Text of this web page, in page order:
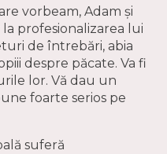
vorbeam, Adam şi
profesionalizarea lui
de întrebări, abia
despre păcate. Va fi
lor. Vă dau un
foarte serios pe
suferă